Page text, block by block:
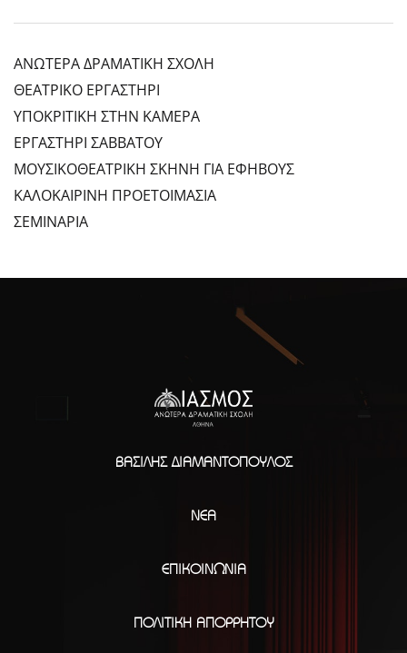
ΑΝΩΤΕΡΑ ΔΡΑΜΑΤΙΚΗ ΣΧΟΛΗ
ΘΕΑΤΡΙΚΟ ΕΡΓΑΣΤΗΡΙ
ΥΠΟΚΡΙΤΙΚΗ ΣΤΗΝ ΚΑΜΕΡΑ
ΕΡΓΑΣΤΗΡΙ ΣΑΒΒΑΤΟΥ
ΜΟΥΣΙΚΟΘΕΑΤΡΙΚΗ ΣΚΗΝΗ ΓΙΑ ΕΦΗΒΟΥΣ
ΚΑΛΟΚΑΙΡΙΝΗ ΠΡΟΕΤΟΙΜΑΣΙΑ
ΣΕΜΙΝΑΡΙΑ
ΒΑΣΊΛΗΣ ΔΙΑΜΑΝΤΌΠΟΥΛΟΣ
ΝΈΑ
ΕΠΙΚΟΙΝΩΝΊΑ
ΠΟΛΙΤΙΚΉ ΑΠΟΡΡΉΤΟΥ